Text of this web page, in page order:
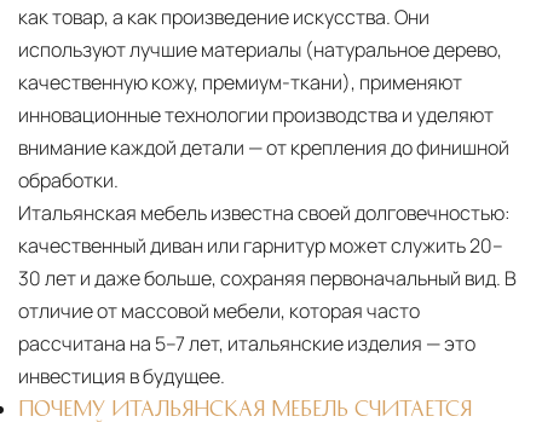
как товар, а как произведение искусства. Они
используют лучшие материалы (натуральное дерево,
качественную кожу, премиум-ткани), применяют
инновационные технологии производства и уделяют
внимание каждой детали — от крепления до финишной
обработки.
Итальянская мебель известна своей долговечностью:
качественный диван или гарнитур может служить 20–
30 лет и даже больше, сохраняя первоначальный вид. В
отличие от массовой мебели, которая часто
рассчитана на 5–7 лет, итальянские изделия — это
инвестиция в будущее.
ПОЧЕМУ ИТАЛЬЯНСКАЯ МЕБЕЛЬ СЧИТАЕТСЯ